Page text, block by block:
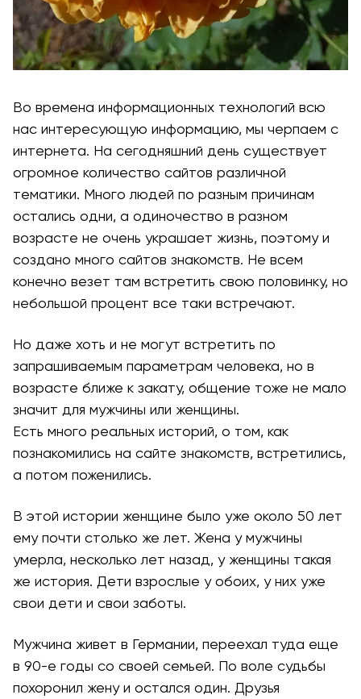
Во времена информационных технологий всю
нас интересующую информацию, мы черпаем с
интернета. На сегодняшний день существует
огромное количество сайтов различной
тематики. Много людей по разным причинам
остались одни, а одиночество в разном
возрасте не очень украшает жизнь, поэтому и
создано много сайтов знакомств. Не всем
конечно везет там встретить свою половинку, но
небольшой процент все таки встречают.
Но даже хоть и не могут встретить по
запрашиваемым параметрам человека, но в
возрасте ближе к закату, общение тоже не мало
значит для мужчины или женщины.
Есть много реальных историй, о том, как
познакомились на сайте знакомств, встретились,
а потом поженились.
В этой истории женщине было уже около 50 лет
ему почти столько же лет. Жена у мужчины
умерла, несколько лет назад, у женщины такая
же история. Дети взрослые у обоих, у них уже
свои дети и свои заботы.
Мужчина живет в Германии, переехал туда еще
в 90-е годы со своей семьей. По воле судьбы
похоронил жену и остался один. Друзья